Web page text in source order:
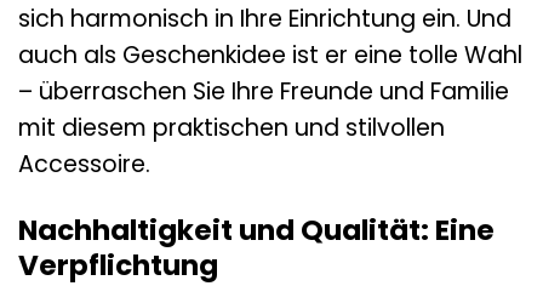
sich harmonisch in Ihre Einrichtung ein. Und
auch als Geschenkidee ist er eine tolle Wahl
– überraschen Sie Ihre Freunde und Familie
mit diesem praktischen und stilvollen
Accessoire.
Nachhaltigkeit und Qualität: Eine
Verpflichtung